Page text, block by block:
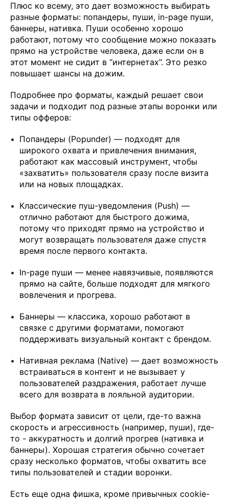
Плюс ко всему, это дает возможность выбирать
разные форматы: попандеры, пуши, in-page пуши,
баннеры, нативка. Пуши особенно хорошо
работают, потому что сообщение можно показать
прямо на устройстве человека, даже если он в
этот момент не сидит в “интернетах”. Это резко
повышает шансы на дожим.
Подробнее про форматы, каждый решает свои
задачи и подходит под разные этапы воронки или
типы офферов:
Попандеры (Popunder) — подходят для
широкого охвата и привлечения внимания,
работают как массовый инструмент, чтобы
«захватить» пользователя сразу после визита
или на новых площадках.
Классические пуш-уведомления (Push) —
отлично работают для быстрого дожима,
потому что приходят прямо на устройство и
могут возвращать пользователя даже спустя
время после первого контакта.
In-page пуши — менее навязчивые, появляются
прямо на сайте, больше подходят для мягкого
вовлечения и прогрева.
Баннеры — классика, хорошо работают в
связке с другими форматами, помогают
поддерживать визуальный контакт с брендом.
Нативная реклама (Native) — дает возможность
встраиваться в контент и не вызывает у
пользователей раздражения, работает лучше
всего для возврата в лояльной аудитории.
Выбор формата зависит от цели, где-то важна
скорость и агрессивность (например, пуши), где-
то - аккуратность и долгий прогрев (нативка и
баннеры). Хорошая стратегия обычно сочетает
сразу несколько форматов, чтобы охватить все
типы пользователей и стадии воронки.
Есть еще одна фишка, кроме привычных cookie-